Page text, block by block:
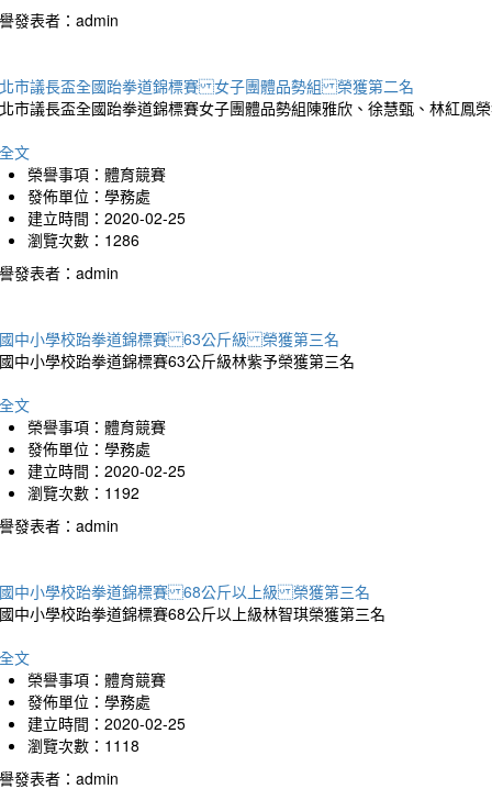
發表者：admin
市議長盃全國跆拳道錦標賽 女子團體品勢組 榮獲第二名
市議長盃全國跆拳道錦標賽女子團體品勢組陳雅欣、徐慧甄、林紅鳳
文
榮譽事項：體育競賽
發佈單位：學務處
建立時間：2020-02-25
瀏覽次數：1286
發表者：admin
中小學校跆拳道錦標賽 63公斤級 榮獲第三名
中小學校跆拳道錦標賽63公斤級林紫予榮獲第三名
文
榮譽事項：體育競賽
發佈單位：學務處
建立時間：2020-02-25
瀏覽次數：1192
發表者：admin
中小學校跆拳道錦標賽 68公斤以上級 榮獲第三名
中小學校跆拳道錦標賽68公斤以上級林智琪榮獲第三名
文
榮譽事項：體育競賽
發佈單位：學務處
建立時間：2020-02-25
瀏覽次數：1118
發表者：admin